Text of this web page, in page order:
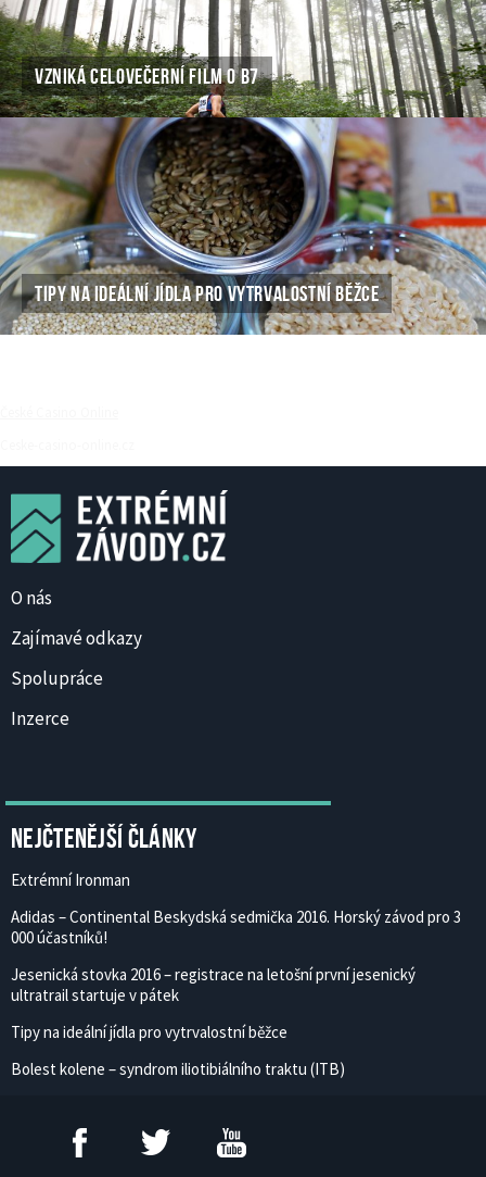
VZNIKÁ CELOVEČERNÍ FILM O B7
TIPY NA IDEÁLNÍ JÍDLA PRO VYTRVALOSTNÍ BĚŽCE
O nás
Zajímavé odkazy
Spolupráce
Inzerce
Nejčtenější články
Extrémní Ironman
Adidas – Continental Beskydská sedmička 2016. Horský závod pro 3
000 účastníků!
Jesenická stovka 2016 – registrace na letošní první jesenický
ultratrail startuje v pátek
Tipy na ideální jídla pro vytrvalostní běžce
Bolest kolene – syndrom iliotibiálního traktu (ITB)